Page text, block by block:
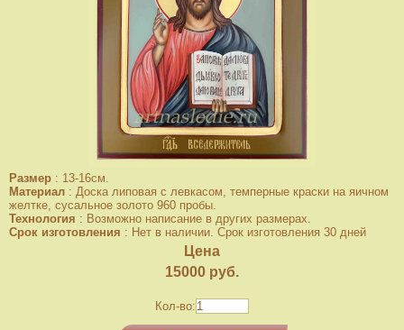
Размер : 13-16см.
Материал : Доска липовая с левкасом, темперные краски на яичном
желтке, сусальное золото 960 пробы.
Технология : Возможно написание в других размерах.
Срок изготовления : Нет в наличии. Срок изготовления 30 дней
Цена
15000 руб.
Кол-во: